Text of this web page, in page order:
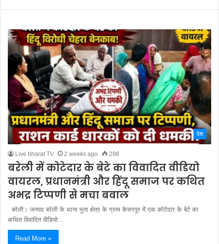
देश
Live bharat TV 2 weeks ago 298
बरेली में कोटेदार के बेटे का विवादित वीडियो
वायरल, प्रधानमंत्री और हिंदू समाज पर कथित
अभद्र टिप्पणी से मचा बवाल
बरेली। जनपद बरेली के थाना भुता क्षेत्र के ग्राम केसरपुर में एक कोटेदार के बेटे का
कथित विवादित वीडियो…
Read More »